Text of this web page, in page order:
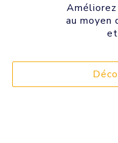
au moyen